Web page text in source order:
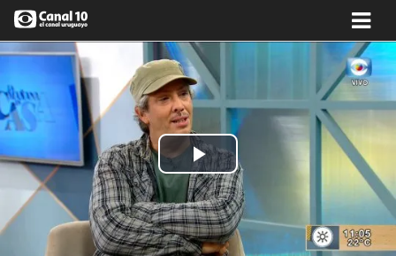
Play
Video